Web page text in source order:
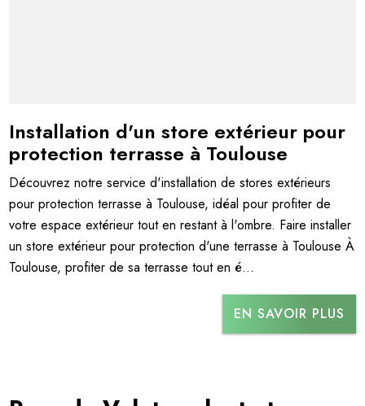
Installation d'un store extérieur pour
protection terrasse à Toulouse
Découvrez notre service d'installation de stores extérieurs
pour protection terrasse à Toulouse, idéal pour profiter de
votre espace extérieur tout en restant à l'ombre. Faire installer
un store extérieur pour protection d'une terrasse à Toulouse À
Toulouse, profiter de sa terrasse tout en é...
EN SAVOIR PLUS